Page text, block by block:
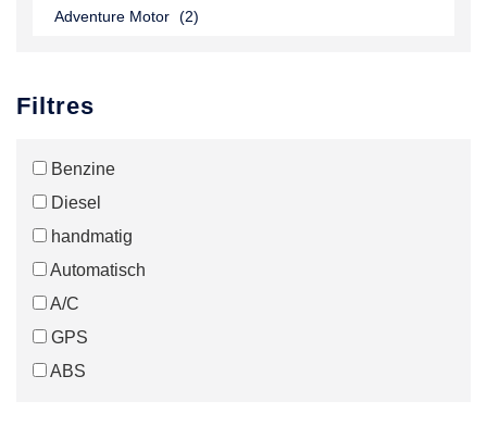
Adventure Motor (2)
Filtres
Benzine
Diesel
handmatig
Automatisch
A/C
GPS
ABS